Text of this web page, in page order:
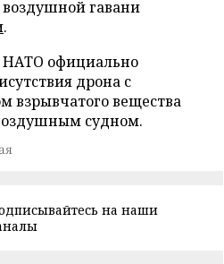
воздушной гавани
.
НАТО официально
дрона с
взрывчатого вещества
судном.
на наши